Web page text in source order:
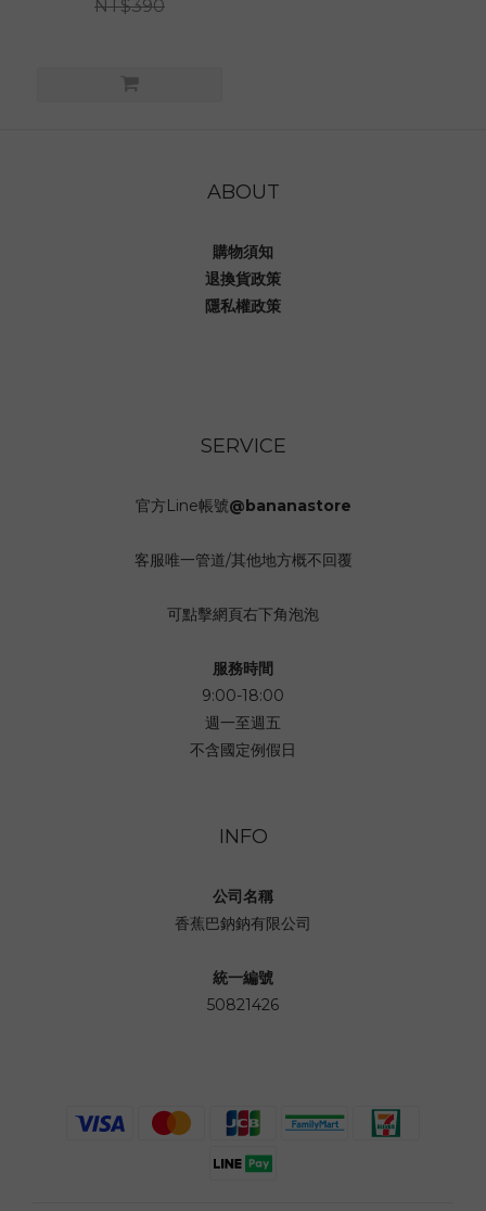
NT$390
ABOUT
購物須知
退換貨政策
隱私權政策
SERVICE
官方Line帳號@bananastore
客服唯一管道/其他地方概不回覆
可點擊網頁右下角泡泡
服務時間
9:00-18:00
週一至週五
不含國定例假日
INFO
公司名稱
香蕉巴鈉鈉有限公司
統一編號
50821426